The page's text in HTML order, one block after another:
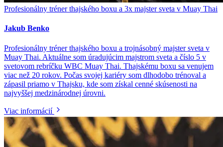
Profesionálny tréner thajského boxu a 3x majster sveta v Muay Thai
Jakub Benko
Profesionálny tréner thajského boxu a trojnásobný majster sveta v
Muay Thai. Aktuálne som úradujúcim majstrom sveta a číslo 5 v
svetovom rebríčku WBC Muay Thai. Thajskému boxu sa venujem
viac než 20 rokov. Počas svojej kariéry som dlhodobo trénoval a
zápasil priamo v Thajsku, kde som získal cenné skúsenosti na
najvyššej medzinárodnej úrovni.
Viac informácií